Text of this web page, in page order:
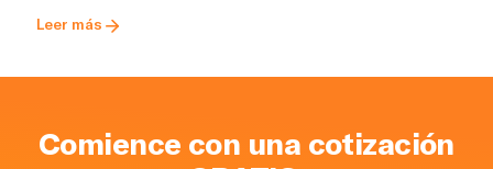
Leer más
Comience con una cotización